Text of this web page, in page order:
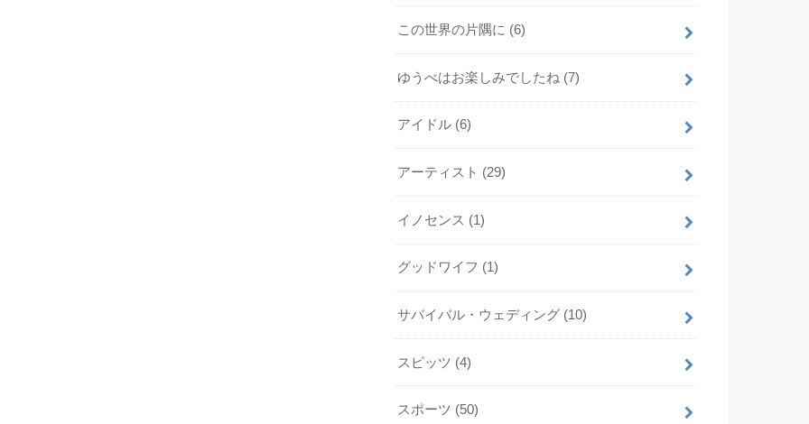
この世界の片隅に (6)
ゆうべはお楽しみでしたね (7)
アイドル (6)
アーティスト (29)
イノセンス (1)
グッドワイフ (1)
サバイバル・ウェディング (10)
スピッツ (4)
スポーツ (50)